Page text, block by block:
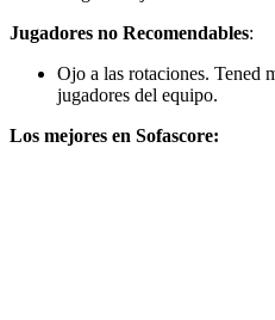
Jugadores no Recomendables:
Ojo a las rotaciones. Tened
jugadores del equipo.
Los mejores en Sofascore: